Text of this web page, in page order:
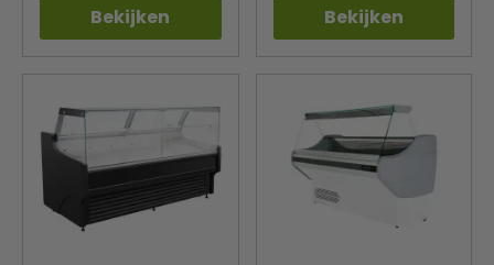
Bekijken Bekijken